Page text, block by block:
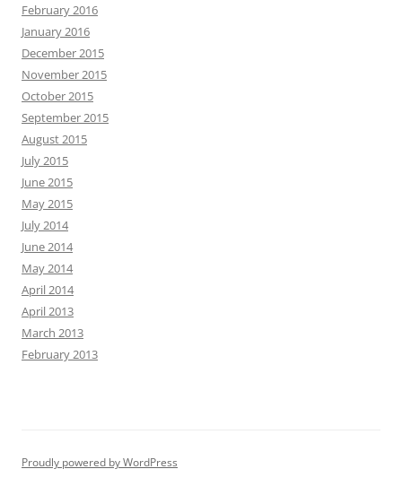
February 2016
January 2016
December 2015
November 2015
October 2015
September 2015
August 2015
July 2015
June 2015
May 2015
July 2014
June 2014
May 2014
April 2014
April 2013
March 2013
February 2013
Proudly powered by WordPress